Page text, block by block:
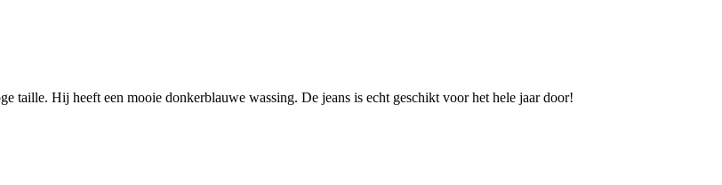
taille. Hij heeft een mooie donkerblauwe wassing. De jeans is echt geschikt voor het hele jaar door!